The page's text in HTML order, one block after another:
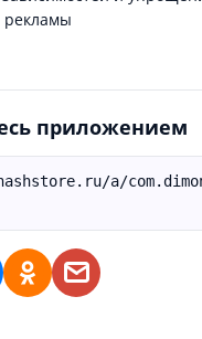
рекламы
приложением
a/